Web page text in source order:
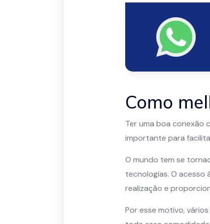
Como
Ter uma boa conexão
importante para
O mundo tem se
tecnologias. O
realização e
Por esse motivo,